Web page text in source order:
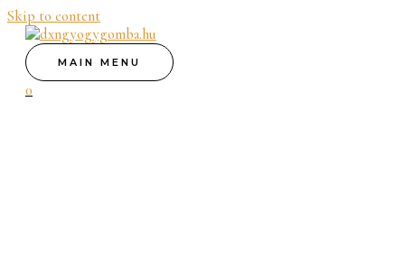
Skip to content
MAIN MENU
0